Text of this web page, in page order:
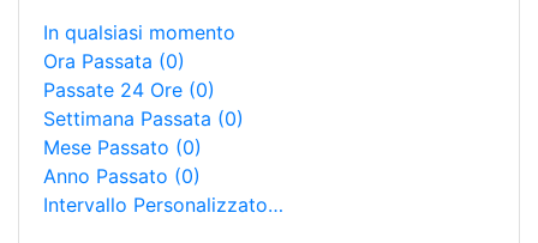
In qualsiasi momento
Ora Passata (0)
Passate 24 Ore (0)
Settimana Passata (0)
Mese Passato (0)
Anno Passato (0)
Intervallo Personalizzato…